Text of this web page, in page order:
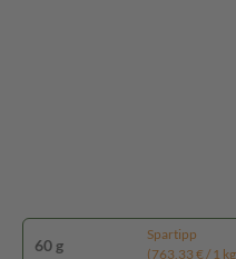
60 g
Spartipp
(763,33 € / 1